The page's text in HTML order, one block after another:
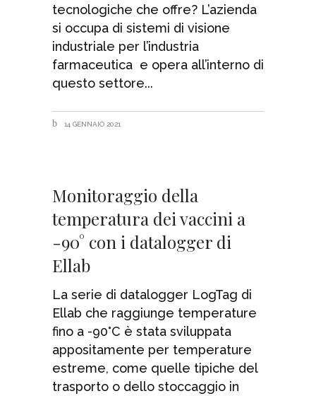
tecnologiche che offre? L’azienda
si occupa di sistemi di visione
industriale per l’industria
farmaceutica e opera all’interno di
questo settore
14 GENNAIO 2021
Monitoraggio della
temperatura dei vaccini a
-90° con i datalogger di
Ellab
La serie di datalogger LogTag di
Ellab che raggiunge temperature
fino a -90°C è stata sviluppata
appositamente per temperature
estreme, come quelle tipiche del
trasporto o dello stoccaggio in